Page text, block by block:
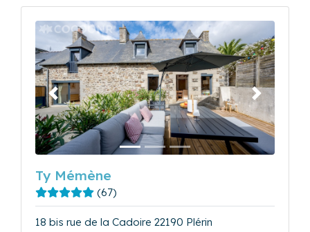
Précédent Suivant
Ty Mémène
(67)
18 bis rue de la Cadoire 22190 Plérin